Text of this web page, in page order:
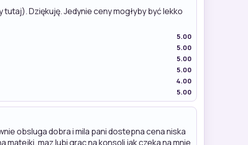
Dziękuję. Jedynie ceny mogłyby być lekko
5.00
5.00
5.00
5.00
4.00
5.00
obsluga dobra i mila pani dostepna cena niska
maz lubi grac na konsoli jak czeka na mnie